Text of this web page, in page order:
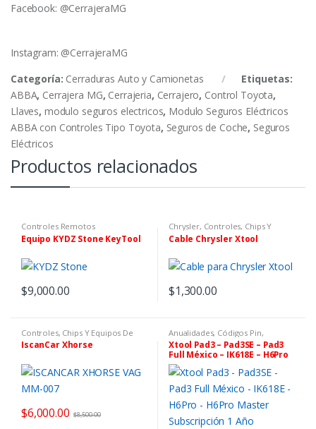
Facebook: @CerrajeraMG
Instagram: @CerrajeraMG
Categoría: Cerraduras Auto y Camionetas
Etiquetas:
ABBA, Cerrajera MG, Cerrajeria, Cerrajero, Control Toyota,
Llaves, modulo seguros electricos, Modulo Seguros Eléctricos
ABBA con Controles Tipo Toyota, Seguros de Coche, Seguros
Eléctricos
Productos relacionados
Controles Remotos
Equipo KYDZ Stone KeyTool
$9,000.00
Chrysler, Controles, Chips Y
Equipos De Programación
Fabricante,Xtool & Autopropad
Cable Chrysler Xtool
$1,300.00
Controles, Chips Y Equipos De
Programación, Equipos Xhorse
Fabricante ,Xhorse,
IscanCar Xhorse
$6,000.00 $8,500.00
Anualidades, Códigos Pin,
Software y Tokens,Fabricante,
Xtool & Autopropad
Xtool Pad3 – Pad3SE – Pad3
Full México – IK618E – H6Pro
– H6Pro Master Subscripción
1 Año